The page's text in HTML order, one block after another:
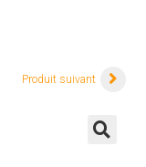
Produit suivant